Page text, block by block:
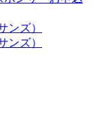
ンズ）
ンズ）